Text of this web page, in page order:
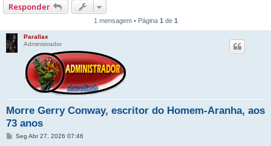
Responder
1 mensagem • Página 1 de 1
Parallax
Administrador
Morre Gerry Conway, escritor do Homem-Aranha, aos
73 anos
MSeg Abr 27, 2026 07:46